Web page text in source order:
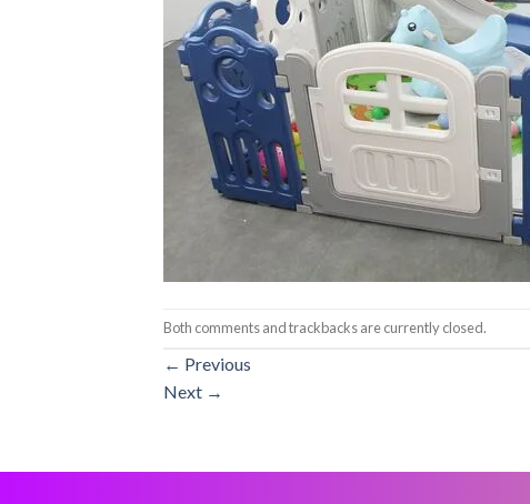
Both comments and trackbacks are currently closed.
← Previous
Next →